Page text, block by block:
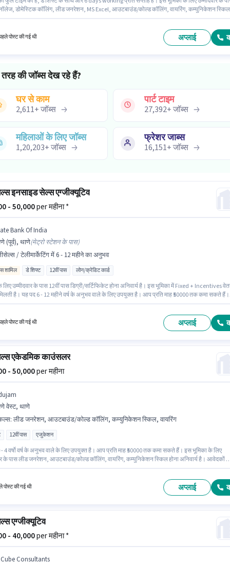
डोमेस्टिक कॉलिंग, लीड जनरेशन, MS Excel, आउटबाउंड/कोल्ड कॉलिंग, वायरिंग, कम्युनिकेशन स्किल
या सर्टिफिकेट होना चाहिए। इस पद के लिए Fixed सैलरी उपलब्ध है।
पोस्ट की गई थी अप्लाई
की जॉब्स देख रहे हैं?
घर से काम
2,611+जॉब्स
पार्ट टाइम
27,392+जॉब्स
महिलाओं के लिए जॉब्स
1,20,203+जॉब्स
फ्रेशर जाब्स
16,151+जॉब्स
इनसाइड सेल्स एग्जीक्यूटिव
- 50,000per महीना *
Bank Of India
(पूर्व), थाणे(मेट्रो स्टेशन के पास)
/ टेलीमार्केटिंग में 6 - 12 महीने का अनुभव
शामिल डे शिफ्ट 12वीं पास लोन/क्रेडिट कार्ड
उम्मीदवार के पास 12वीं पास डिग्री/सर्टिफिकेट होना अनिवार्य है। इस भूमिका में Fixed + Incentives
है। यह पद 6 - 12 महीने वर्ष के अनुभव वाले के लिए उपयुक्त है। आप प्रति माह ₹50000 तक कमा सकते हैं।
पोस्ट की गई थी अप्लाई
एकेडमिक काउंसलर
- 50,000per महीना
वेस्ट, थाणे
: लीड जनरेशन, आउटबाउंड/कोल्ड कॉलिंग, कम्युनिकेशन स्किल, वायरिंग
12वीं पास एजुकेशन
4 वर्षो वर्ष के अनुभव वाले के लिए उपयुक्त है। आप प्रति माह ₹50000 तक कमा सकते हैं। इस भूमिका के लिए
के पास लीड जनरेशन, आउटबाउंड/कोल्ड कॉलिंग, वायरिंग, कम्युनिकेशन स्किल होना अनिवार्य है। आवेदकों के
पोस्ट की गई थी अप्लाई
एग्जीक्यूटिव
- 40,000per महीना *
Consultants